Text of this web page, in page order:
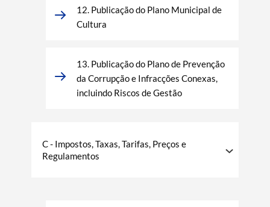
12. Publicação do Plano Municipal de
Cultura
13. Publicação do Plano de Prevenção
da Corrupção e Infracções Conexas,
incluindo Riscos de Gestão
C - Impostos, Taxas, Tarifas, Preços e
Regulamentos